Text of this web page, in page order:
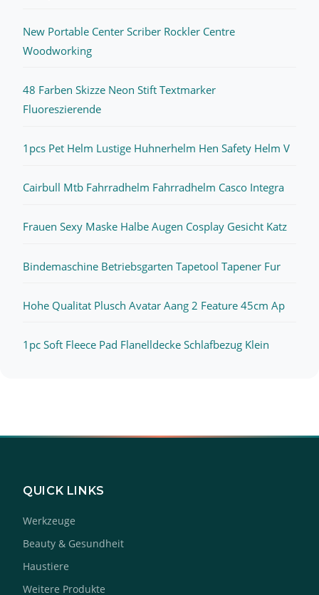
New Portable Center Scriber Rockler Centre
Woodworking
48 Farben Skizze Neon Stift Textmarker
Fluoreszierende
1pcs Pet Helm Lustige Huhnerhelm Hen Safety Helm V
Cairbull Mtb Fahrradhelm Fahrradhelm Casco Integra
Frauen Sexy Maske Halbe Augen Cosplay Gesicht Katz
Bindemaschine Betriebsgarten Tapetool Tapener Fur
Hohe Qualitat Plusch Avatar Aang 2 Feature 45cm Ap
1pc Soft Fleece Pad Flanelldecke Schlafbezug Klein
QUICK LINKS
Werkzeuge
Beauty & Gesundheit
Haustiere
Weitere Produkte